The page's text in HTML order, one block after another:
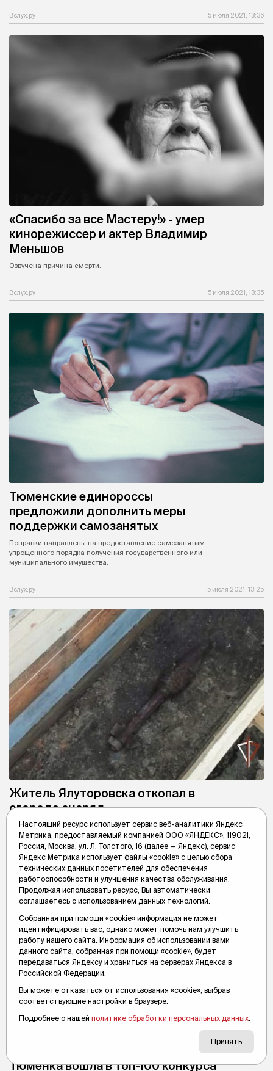
Вслух.ру 5 июля 2021, 13:36
«Спасибо за все Мастеру!» - умер
кинорежиссер и актер Владимир
Меньшов
Озвучена причина смерти.
Вслух.ру 5 июля 2021, 13:35
Тюменские единороссы
предложили дополнить меры
поддержки самозанятых
Поправки направлены на предоставление самозанятым
упрощенного порядка получения государственного или
муниципального имущества.
Вслух.ру 5 июля 2021, 13:25
Житель Ялуторовска откопал в
огороде снаряд
С соблюдением всех мер безопасности саперы
транспортировали и уничтожили боеприпас.
Анна Матвеева 5 июля 2021, 12:44
Тюменка вошла в топ-100 конкурса
Настоящий ресурс использует сервис веб-аналитики Яндекс
Метрика, предоставляемый компанией ООО «ЯНДЕКС», 119021,
Россия, Москва, ул. Л. Толстого, 16 (далее — Яндекс), сервис
Яндекс Метрика использует файлы «cookie» с целью сбора
технических данных посетителей для обеспечения
работоспособности и улучшения качества обслуживания.
Продолжая использовать ресурс, Вы автоматически
соглашаетесь с использованием данных технологий.
Собранная при помощи «cookie» информация не может
идентифицировать вас, однако может помочь нам улучшить
работу нашего сайта. Информация об использовании вами
данного сайта, собранная при помощи «cookie», будет
передаваться Яндексу и храниться на серверах Яндекса в
Российской Федерации.
Вы можете отказаться от использования «cookie», выбрав
соответствующие настройки в браузере.
Подробнее о нашей политике обработки персональных данных
Принять